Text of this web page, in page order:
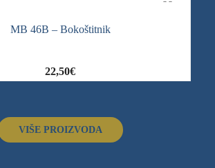
MB 46B – Bokoštitnik
22,50€
VIŠE PROIZVODA